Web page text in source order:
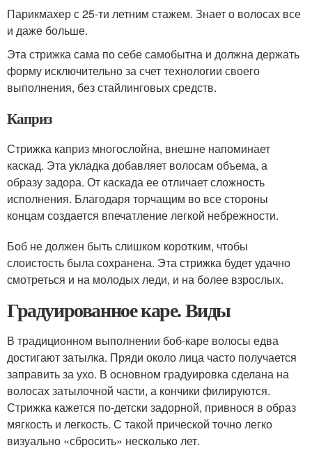
Парикмахер с 25-ти летним стажем. Знает о волосах все
и даже больше.
Эта стрижка сама по себе самобытна и должна держать
форму исключительно за счет технологии своего
выполнения, без стайлинговых средств.
Каприз
Стрижка каприз многослойна, внешне напоминает
каскад. Эта укладка добавляет волосам объема, а
образу задора. От каскада ее отличает сложность
исполнения. Благодаря торчащим во все стороны
концам создается впечатление легкой небрежности.
Боб не должен быть слишком коротким, чтобы
слоистость была сохранена. Эта стрижка будет удачно
смотреться и на молодых леди, и на более взрослых.
Градуированное каре. Виды
В традиционном выполнении боб-каре волосы едва
достигают затылка. Пряди около лица часто получается
заправить за ухо. В основном градуировка сделана на
волосах затылочной части, а кончики филируются.
Стрижка кажется по-детски задорной, привнося в образ
мягкость и легкость. С такой прической точно легко
визуально «сбросить» несколько лет.